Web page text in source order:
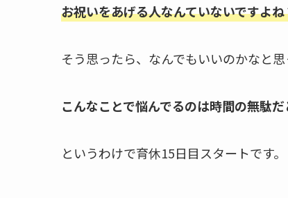
お祝いをあげる人なんていないですよね
そう思ったら、なんでもいいのかなと
こんなことで悩んでるのは時間の無駄
というわけで育休15日目スタートです。